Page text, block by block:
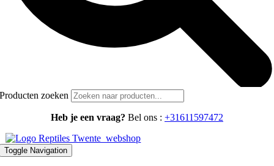
Producten zoeken
Heb je een vraag? Bel ons : +31611597472
Toggle Navigation